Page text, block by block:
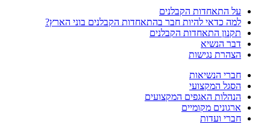
על התאחדות הקבלנים
למה כדאי להיות חבר בהתאחדות הקבלנים בוני הארץ?
תקנון התאחדות הקבלנים
דבר הנשיא
הצהרת נגישות
חברי הנשיאות
הסגל המקצועי
הנהלות האגפים המקצועים
ארגונים מקומיים
חברי ועדות